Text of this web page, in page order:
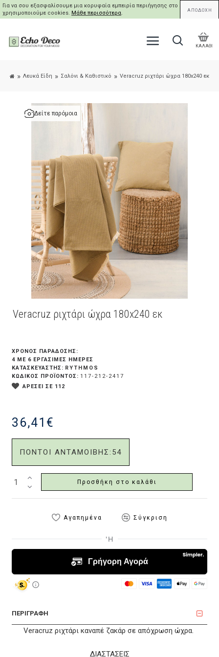
Για να σου εξασφαλίσουμε μια κορυφαία εμπειρία περιήγησης στο site μας,
χρησιμοποιούμε cookies. Μάθε περισσότερα. ΑΠΟΔΟΧΗ
ΚΑΛΑΘΙ
Λευκά Είδη Σαλόνι & Καθιστικό Veracruz ριχτάρι ώχρα 180x240 εκ
Δείτε παρόμοια
Veracruz ριχτάρι ώχρα 180x240 εκ
36,41€
ΠΟΝΤΟΙ ΑΝΤΑΜΟΙΒΗΣ: 54
ΧΡΟΝΟΣ ΠΑΡΑΔΟΣΗΣ:
4 ΜΕ 6 ΕΡΓΆΣΙΜΕΣ ΗΜΈΡΕΣ
ΚΑΤΑΣΚΕΥΑΣΤΗΣ: RYTHMOS
ΚΩΔΙΚΟΣ ΠΡΟΪΟΝΤΟΣ: 117-212-2417
ΑΡΕΣΕΙ ΣΕ 112
Προσθήκη στο καλάθι
Αγαπημένα Σύγκριση
ΠΕΡΙΓΡΑΦΗ
Veracruz ριχτάρι καναπέ ζακάρ σε απόχρωση ώχρα.
ΔΙΑΣΤΑΣΕΙΣ